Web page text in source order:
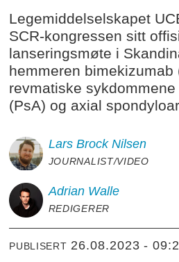
Legemiddelselskapet
SCR-kongressen sitt
lanseringsmøte i
hemmeren bimekizumab
revmatiske
(PsA) og axial
Lars Brock Nilsen
JOURNALIST/VIDEO
Adrian Walle
REDIGERER
PUBLISERT 26.08.2023 -